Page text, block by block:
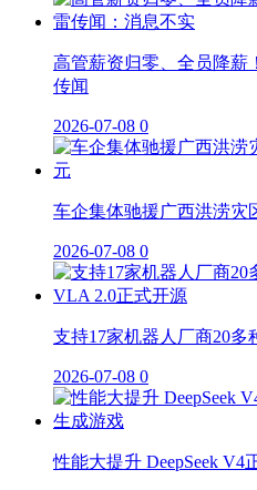
高管薪资归零、全员降薪
传闻
2026-07-08 0
车企集体驰援广西洪涝灾
2026-07-08 0
支持17家机器人厂商20多
2026-07-08 0
性能大提升 DeepSeek V4